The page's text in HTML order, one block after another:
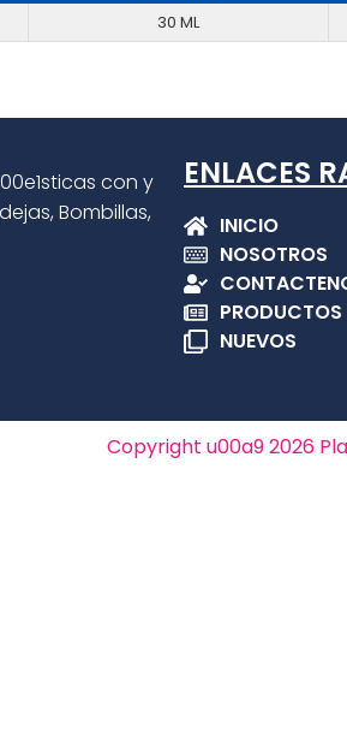
30 ML
con y
Bombillas,
ENLACES
INICIO
NOSOTROS
PRODUCTOS
NUEVOS
Copyright u00a9 2026